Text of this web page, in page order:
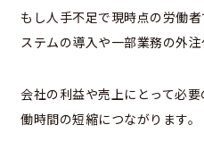
もし人手不足で現時点の労働
ステムの導入や一部業務の外注
会社の利益や売上にとって必
働時間の短縮につながります。